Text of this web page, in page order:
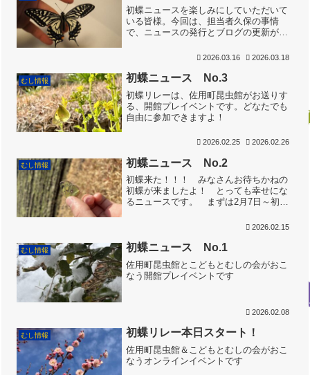
初蝶ニュースを楽しみにしていただいて
いる皆様。今回は、担当者久保の事情
で、ニュースの発行とブログの更新が遅
す。初蝶組 アゲハチョウ登場！ アゲ
芦屋市の長田さんからの報...
2026.03.16 2026.03.18
むし情報 初蝶ニュース No.3
初蝶リレーは、佐用町昆虫館がお送りす
る、開館プレイベントです。どなたでも
自由に参加できますよ！
2026.02.25 2026.02.26
むし情報 初蝶ニュース No.2
初蝶来た！！！ みなさんお待ちかねの
初蝶が来ましたよ！ とっても幸せにな
るニュースです。 まずは2月7日～初蝶
たのです～淡路市の青柳房子さんが、モ
はなんとご自宅の...
2026.02.15
むし情報 初蝶ニュース No.1
佐用町昆虫館とこどもとむしの会がおこ
なう開館プレイベントです
2026.02.08
むし情報 初蝶リレー本日スタート！
佐用町昆虫館＆こどもとむしの会がおこ
なうオンラインイベントです